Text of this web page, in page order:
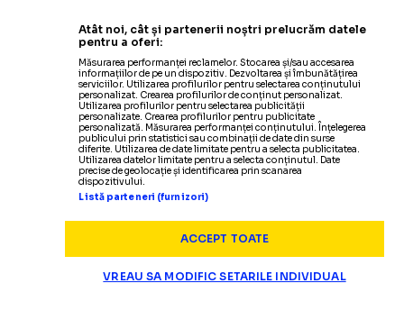
Atât noi, cât și partenerii noștri prelucrăm datele
pentru a oferi:
Măsurarea performanței reclamelor. Stocarea și/sau accesarea
informațiilor de pe un dispozitiv. Dezvoltarea și îmbunătățirea
serviciilor. Utilizarea profilurilor pentru selectarea conținutului
personalizat. Crearea profilurilor de conținut personalizat.
Utilizarea profilurilor pentru selectarea publicității
personalizate. Crearea profilurilor pentru publicitate
personalizată. Măsurarea performanței conținutului. Înțelegerea
publicului prin statistici sau combinații de date din surse
diferite. Utilizarea de date limitate pentru a selecta publicitatea.
Utilizarea datelor limitate pentru a selecta conținutul. Date
precise de geolocație și identificarea prin scanarea
dispozitivului.
Listă parteneri (furnizori)
ACCEPT TOATE
VREAU SA MODIFIC SETARILE INDIVIDUAL